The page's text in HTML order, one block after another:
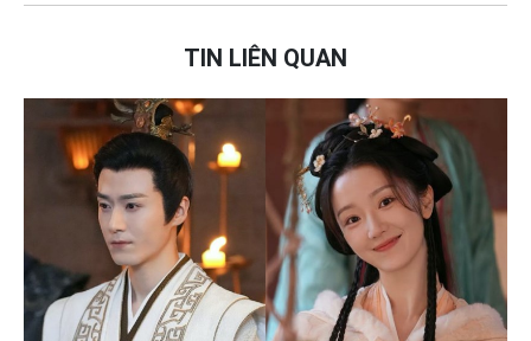
TIN LIÊN QUAN